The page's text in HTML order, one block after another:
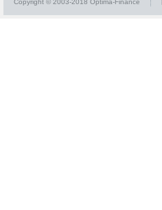
Copyright © 2003-2018 Optima-Finance